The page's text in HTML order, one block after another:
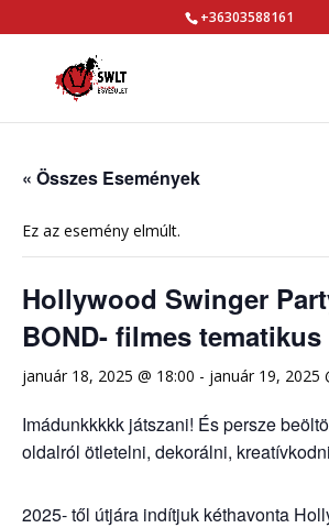
+36303588161
« Összes Események
Ez az esemény elmúlt.
Hollywood Swinger
BOND- filmes
január 18, 2025 @ 18:00 - január 19, 2025
Imádunkkkkk játszani! És persze
oldalról ötletelni, dekorálni,
2025- től útjára indítjuk kéthavonta